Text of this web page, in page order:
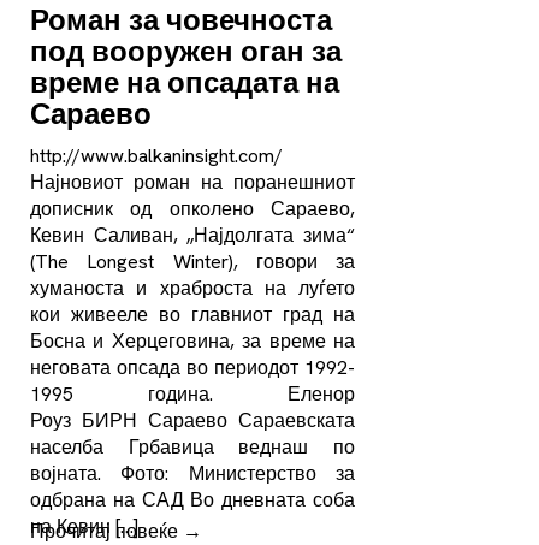
Роман за човечноста
под вооружен оган за
време на опсадата на
Сараево
http://www.balkaninsight.com/
Најновиот роман на поранешниот
дописник од опколено Сараево,
Кевин Саливан, „Најдолгата зима“
(The Longest Winter), говори за
хуманоста и храброста на луѓето
кои живееле во главниот град на
Босна и Херцеговина, за време на
неговата опсада во периодот 1992-
1995 година. Еленор
Роуз БИРН Сараево Сараевската
населба Грбавица веднаш по
војната. Фото: Министерство за
одбрана на САД Во дневната соба
на Кевин […]
Прочитај повеќе →